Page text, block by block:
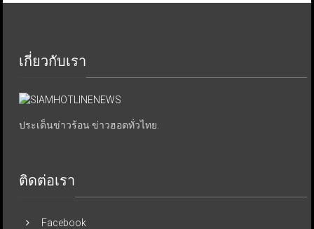
เกี่ยวกับเรา
ประเด็นข่าวร้อน ข่าวฮอตทั่วไทย.
ติดต่อเรา
Facebook